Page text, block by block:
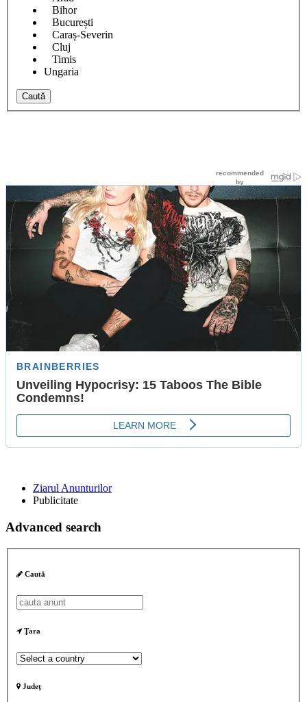
Bihor
București
Caraș-Severin
Cluj
Timis
Ungaria
Caută
Ziarul Anunturilor
Publicitate
Advanced search
Caută
Ţara
Judeţ